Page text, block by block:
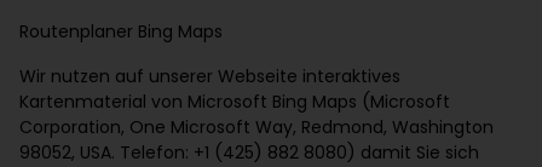
Routenplaner Bing Maps
Wir nutzen auf unserer Webseite interaktives
Kartenmaterial von Microsoft Bing Maps (Microsoft
Corporation, One Microsoft Way, Redmond, Washington
98052, USA. Telefon: +1 (425) 882 8080) damit Sie sich